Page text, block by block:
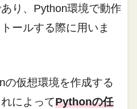
り、Python環境で動作
ールする際に用いま
の仮想環境を作成する
によってPythonの任